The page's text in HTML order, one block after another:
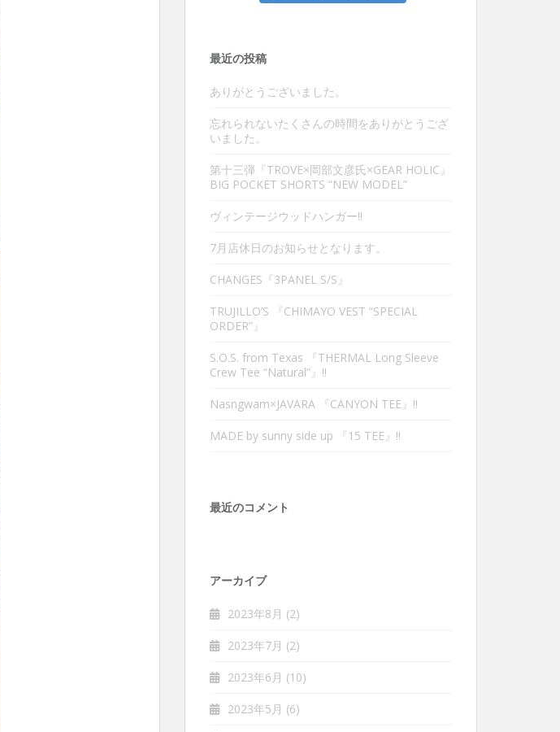
最近の投稿
ありがとうございました。
忘れられないたくさんの時間をありがとうござ
いました。
第十三弾『TROVE×岡部文彦氏×GEAR HOLIC』
BIG POCKET SHORTS “NEW MODEL”
ヴィンテージウッドハンガー‼︎
7月店休日のお知らせとなります。
CHANGES『3PANEL S/S』
TRUJILLO’S 『CHIMAYO VEST “SPECIAL
ORDER”』
S.O.S. from Texas 『THERMAL Long Sleeve
Crew Tee “Natural”』‼︎
Nasngwam×JAVARA 『CANYON TEE』‼︎
MADE by sunny side up 『15 TEE』‼︎
最近のコメント
アーカイブ
2023年8月 (2)
2023年7月 (2)
2023年6月 (10)
2023年5月 (6)